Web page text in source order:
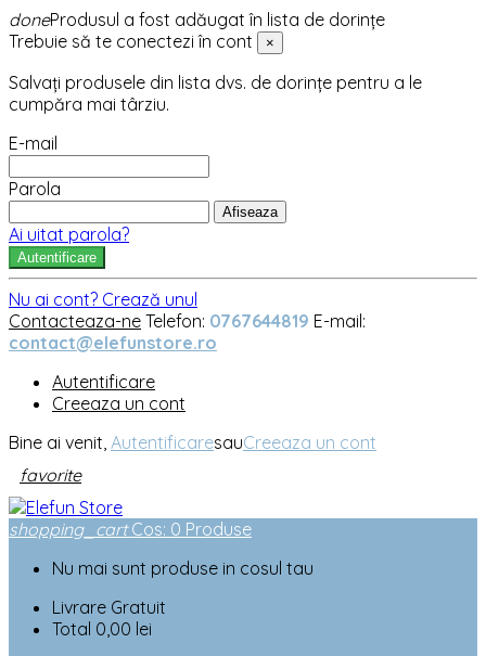
doneProdusul a fost adăugat în lista de dorințe
Trebuie să te conectezi în cont
×
Salvați produsele din lista dvs. de dorințe pentru a le
cumpăra mai târziu.
E-mail
Parola
Afiseaza
Ai uitat parola?
Autentificare
Nu ai cont? Crează unul
Contacteaza-ne Telefon: 0767644819 E-mail:
contact@elefunstore.ro
Autentificare
Creeaza un cont
Bine ai venit, AutentificaresauCreeaza un cont
favorite
shopping_cart Cos: 0 Produse
Nu mai sunt produse in cosul tau
Livrare Gratuit
Total 0,00 lei